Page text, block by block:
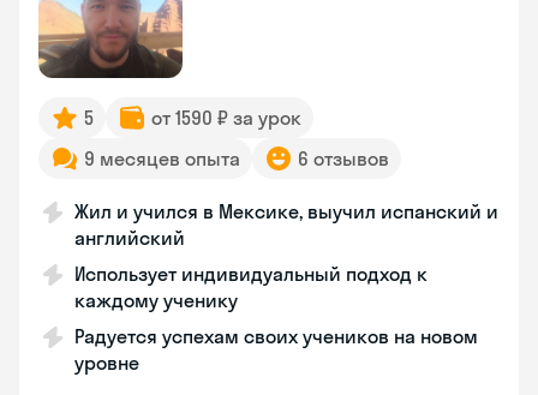
5
от 1590 ₽ за урок
9 месяцев опыта
6 отзывов
Жил и учился в Мексике, выучил испанский и
английский
Использует индивидуальный подход к
каждому ученику
Радуется успехам своих учеников на новом
уровне